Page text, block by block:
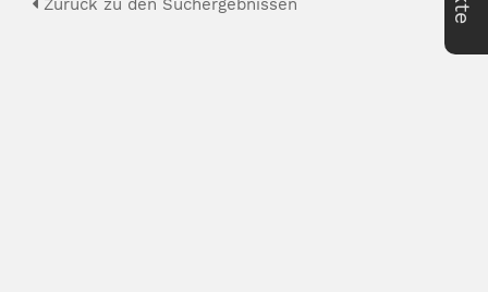
Zurück zu den Suchergebnissen